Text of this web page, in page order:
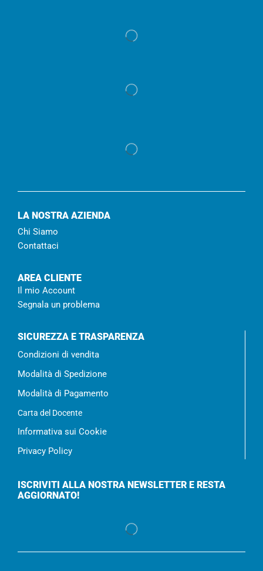
LA NOSTRA AZIENDA
Chi Siamo
Contattaci
AREA CLIENTE
Il mio Account
Segnala un problema
SICUREZZA E TRASPARENZA
Condizioni di vendita
Modalità di Spedizione
Modalità di Pagamento
Carta del Docente
Informativa sui Cookie
Privacy Policy
ISCRIVITI ALLA NOSTRA NEWSLETTER E RESTA
AGGIORNATO!